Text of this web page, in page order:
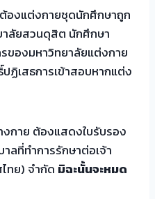
งแต่งกายชุดนักศึกษาถูก
าลัยสวนดุสิต นักศึกษา
ของมหาวิทยาลัยแต่งกาย
ฏิเสธการเข้าสอบหากแต่ง
งกาย ต้องแสดงใบรับรอง
ลที่ทำการรักษาต่อเจ้า
ทย) จำกัด มิฉะนั้นจะหมด